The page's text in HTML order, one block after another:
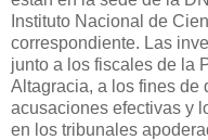
Instituto Nacional de
correspondiente. Las
junto a los fiscales de la
Altagracia, a los fines de
acusaciones efectivas y
en los tribunales